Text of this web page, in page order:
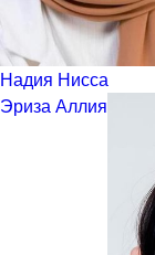
Надия Нисса
Эриза Аллия